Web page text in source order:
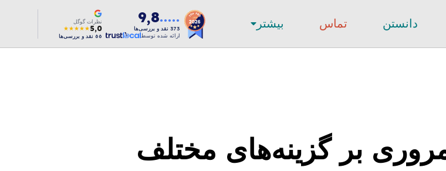
دانستن تماس بیشتر ●●●●●
9,8
373نقد و بررسی‌ها
ارائه شده توسط
نظرات گوگل
5,0
★★★★★
66 نقد و بررسی‌ها
بر گزینه‌های مختلف